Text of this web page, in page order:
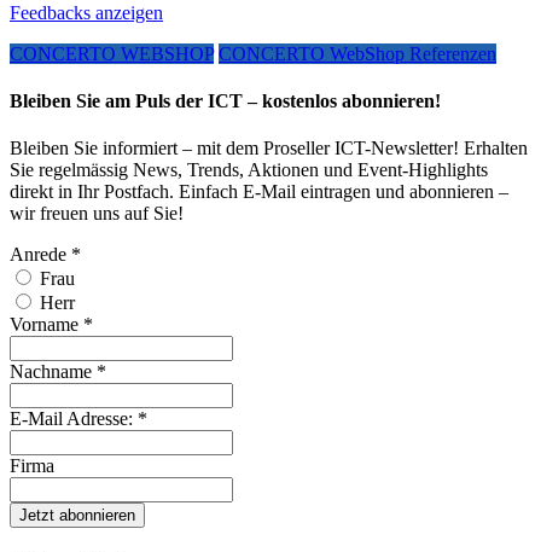
Feedbacks anzeigen
CONCERTO WEBSHOP CONCERTO WebShop Referenzen
Bleiben Sie am Puls der ICT – kostenlos abonnieren!
Bleiben Sie informiert – mit dem Proseller ICT-Newsletter! Erhalten
Sie regelmässig News, Trends, Aktionen und Event-Highlights
direkt in Ihr Postfach. Einfach E-Mail eintragen und abonnieren –
wir freuen uns auf Sie!
Anrede *
Frau
Herr
Vorname *
Nachname *
E-Mail Adresse: *
Firma